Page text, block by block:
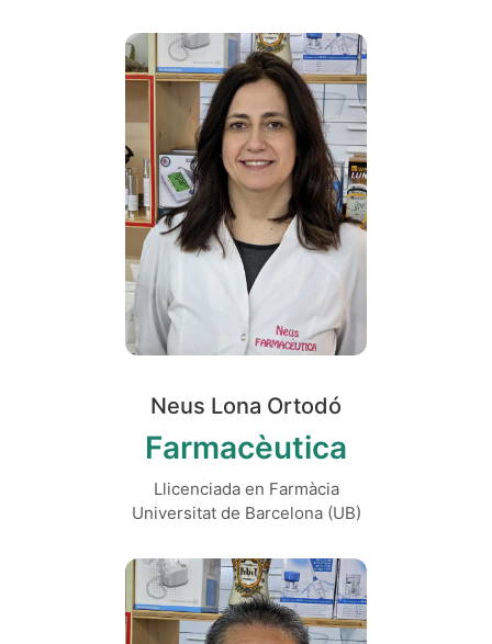
Neus Lona Ortodó
Farmacèutica
Llicenciada en Farmàcia
Universitat de Barcelona (UB)